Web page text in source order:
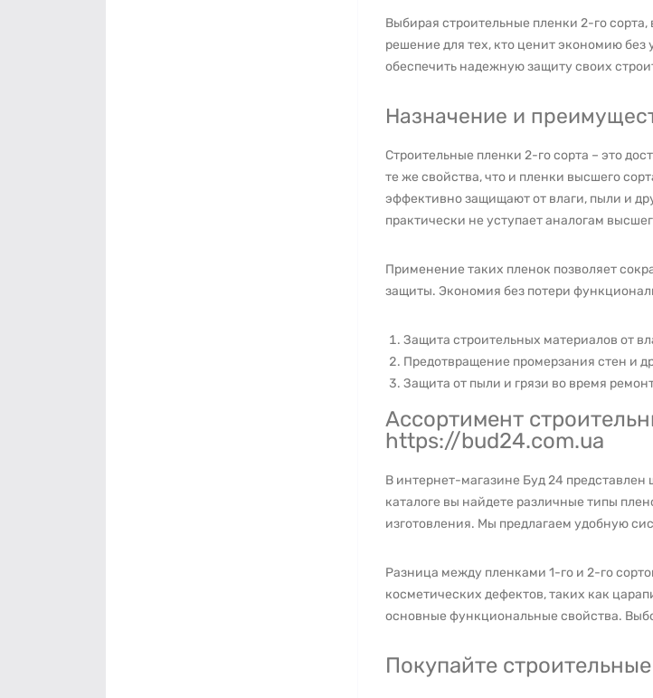
Выбирая строительные пленки 2-го
решение для тех, кто ценит экономию без
обеспечить надежную защиту своих
Назначение и
Строительные пленки 2-го сорта – это
те же свойства, что и пленки высшего
эффективно защищают от влаги, пыли и
практически не уступает аналогам
Применение таких пленок позволяет
защиты. Экономия без потери
Защита строительных материалов от
Предотвращение промерзания стен и
Защита от пыли и грязи во время
Ассортимент
https://bud24.com.ua
В интернет-магазине Буд 24
каталоге вы найдете различные типы
изготовления. Мы предлагаем удобную
Разница между пленками 1-го и 2-го
косметических дефектов, таких как
основные функциональные свойства.
Покупайте